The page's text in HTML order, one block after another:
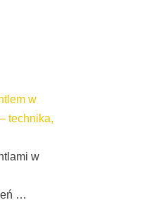
w
technika,
w
…